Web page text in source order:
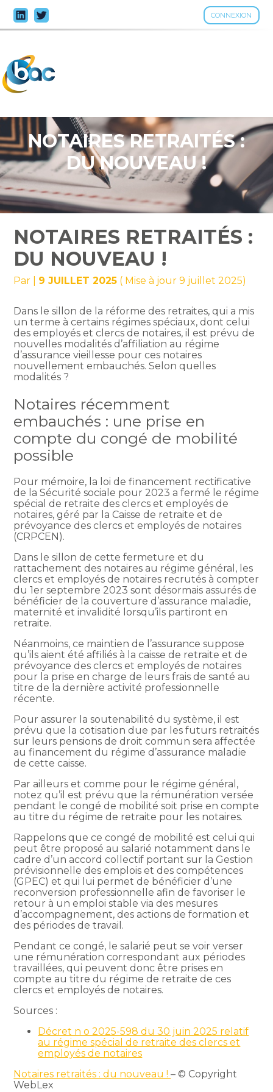
CONNEXION
Aller
au
NOTAIRES RETRAITÉS :
DU NOUVEAU !
NOTAIRES RETRAITÉS :
DU NOUVEAU !
Par 9 JUILLET 2025 ( Mise à jour 9 juillet 2025)
Dans le sillon de la réforme des retraites, qui a mis
un terme à certains régimes spéciaux, dont celui
des employés et clercs de notaires, il est prévu de
nouvelles modalités d’affiliation au régime
d’assurance vieillesse pour ces notaires
nouvellement embauchés. Selon quelles
modalités ?
Notaires récemment
embauchés : une prise en
compte du congé de mobilité
possible
Pour mémoire, la loi de financement rectificative
de la Sécurité sociale pour 2023 a fermé le régime
spécial de retraite des clercs et employés de
notaires, géré par la Caisse de retraite et de
prévoyance des clercs et employés de notaires
(CRPCEN).
Dans le sillon de cette fermeture et du
rattachement des notaires au régime général, les
clercs et employés de notaires recrutés à compter
du 1er septembre 2023 sont désormais assurés de
bénéficier de la couverture d’assurance maladie,
maternité et invalidité lorsqu’ils partiront en
retraite.
Néanmoins, ce maintien de l’assurance suppose
qu’ils aient été affiliés à la caisse de retraite et de
prévoyance des clercs et employés de notaires
pour la prise en charge de leurs frais de santé au
titre de la dernière activité professionnelle
récente.
Pour assurer la soutenabilité du système, il est
prévu que la cotisation due par les futurs retraités
sur leurs pensions de droit commun sera affectée
au financement du régime d’assurance maladie
de cette caisse.
Par ailleurs et comme pour le régime général,
notez qu’il est prévu que la rémunération versée
pendant le congé de mobilité soit prise en compte
au titre du régime de retraite pour les notaires.
Rappelons que ce congé de mobilité est celui qui
peut être proposé au salarié notamment dans le
cadre d’un accord collectif portant sur la Gestion
prévisionnelle des emplois et des compétences
(GPEC) et qui lui permet de bénéficier d’une
reconversion professionnelle afin de favoriser le
retour à un emploi stable via des mesures
d’accompagnement, des actions de formation et
des périodes de travail.
Pendant ce congé, le salarié peut se voir verser
une rémunération correspondant aux périodes
travaillées, qui peuvent donc être prises en
compte au titre du régime de retraite de ces
clercs et employés de notaires.
Sources :
Décret n o 2025-598 du 30 juin 2025 relatif
au régime spécial de retraite des clercs et
employés de notaires
Notaires retraités : du nouveau !– © Copyright
WebLex